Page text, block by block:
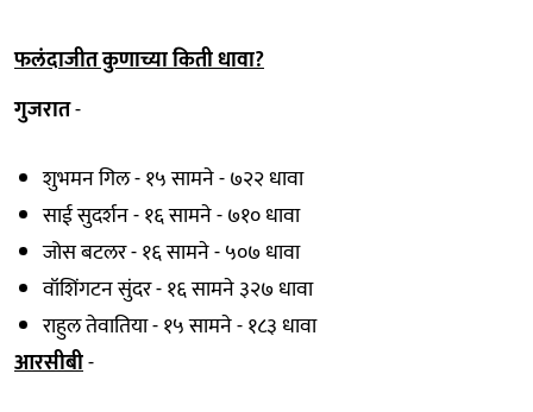
फलंदाजीत कुणाच्या किती धावा?
गुजरात-
शुभमन गिल - १५ सामने - ७२२ धावा
साई सुदर्शन - १६ सामने - ७१० धावा
जोस बटलर - १६ सामने - ५०७ धावा
वॉशिंगटन सुंदर - १६ सामने ३२७ धावा
राहुल तेवातिया - १५ सामने - १८३ धावा
आरसीबी-